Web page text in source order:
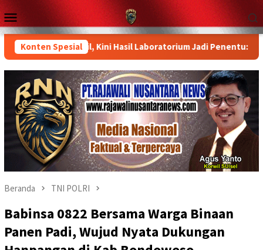
Loncat
ke
konten
Menu
Mobile
Konten Spesial
Diambil, Kini Hasil Laboratorium Jadi Penentu: Publik
Beranda TNI POLRI
Babinsa 0822 Bersama Warga Binaan
Panen Padi, Wujud Nyata Dukungan